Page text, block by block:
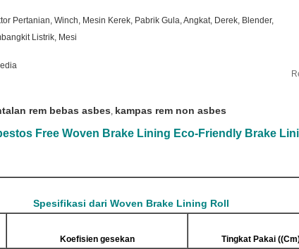
Pertanian, Winch, Mesin Kerek, Pabrik Gula, Angkat, Derek, Blender,
Listrik, Mesi
rem bebas asbes, kampas rem non asbes
Free Woven Brake Lining Eco-Friendly Brake
Spesifikasi dari Woven Brake Lining Roll
Koefisien gesekan Tingkat Pakai